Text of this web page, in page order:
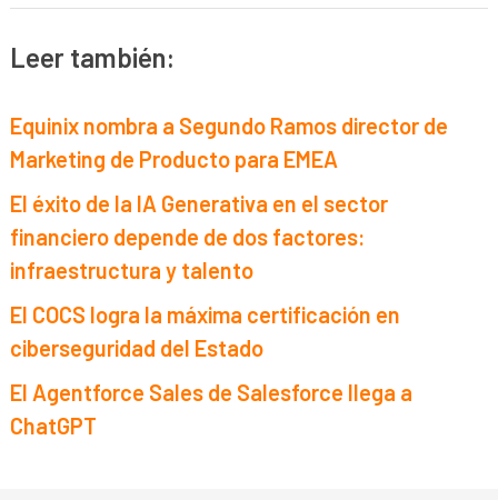
Leer también:
Equinix nombra a Segundo Ramos director de
Marketing de Producto para EMEA
El éxito de la IA Generativa en el sector
financiero depende de dos factores:
infraestructura y talento
El COCS logra la máxima certificación en
ciberseguridad del Estado
El Agentforce Sales de Salesforce llega a
ChatGPT